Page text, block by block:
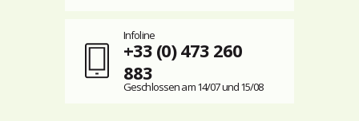
Infoline
+33 (0) 473 260
883
Geschlossen am 14/07 und 15/08